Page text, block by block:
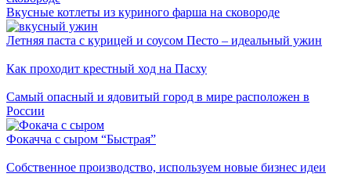
Вкусные котлеты из куриного фарша на сковороде
Летняя паста с курицей и соусом Песто – идеальный ужин
Как проходит крестный ход на Пасху
Самый опасный и ядовитый город в мире расположен в
России
Фокачча с сыром “Быстрая”
Собственное производство, используем новые бизнес идеи